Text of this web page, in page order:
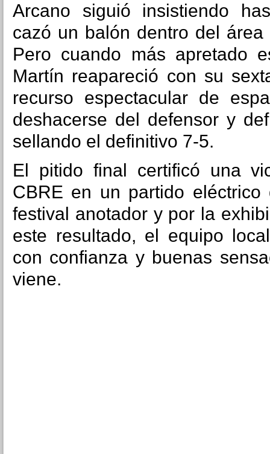
Arcano siguió insistiendo
cazó un balón dentro del
Pero cuando más apretado
Martín reapareció con su
recurso espectacular de
deshacerse del defensor y
sellando el definitivo 7-5.
El pitido final certificó una
CBRE en un partido
festival anotador y por la
este resultado, el equipo
con confianza y buenas
viene.